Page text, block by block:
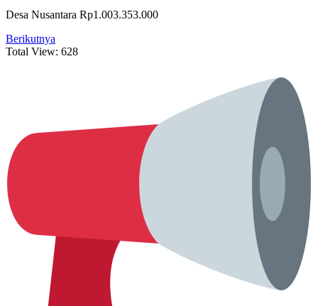
Desa Nusantara Rp1.003.353.000
Berikutnya
Total View: 628